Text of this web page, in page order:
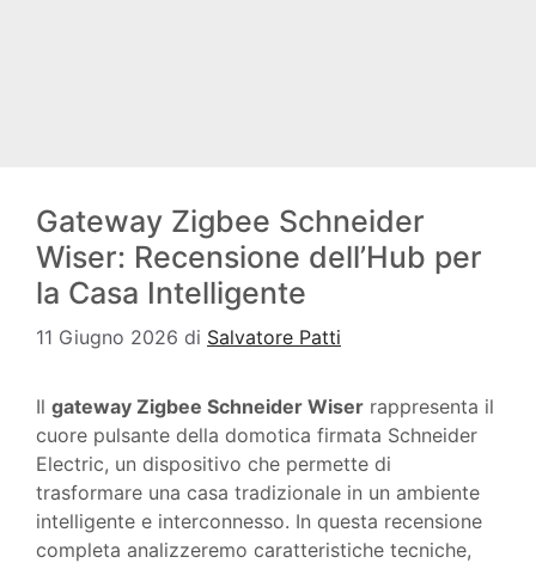
Gateway Zigbee Schneider
Wiser: Recensione dell’Hub per
la Casa Intelligente
11 Giugno 2026 di Salvatore Patti
Il gateway Zigbee Schneider Wiser rappresenta il
cuore pulsante della domotica firmata Schneider
Electric, un dispositivo che permette di
trasformare una casa tradizionale in un ambiente
intelligente e interconnesso. In questa recensione
completa analizzeremo caratteristiche tecniche,